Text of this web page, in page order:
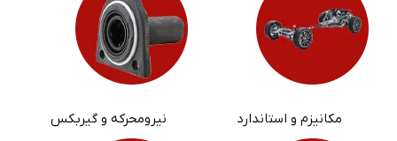
مکانیزم و استاندارد نیرومحرکه و گیربکس